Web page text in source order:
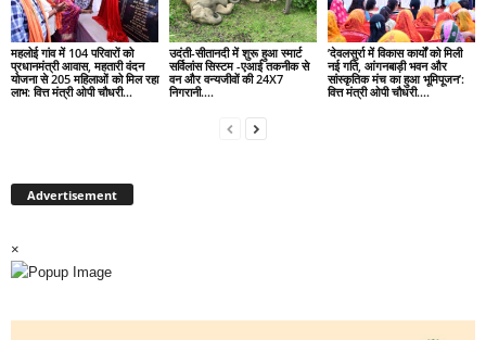
महलोई गांव में 104 परिवारों को
प्रधानमंत्री आवास, महतारी वंदन
योजना से 205 महिलाओं को मिल रहा
लाभ: वित्त मंत्री ओपी चौधरी…
उदंती-सीतानदी में शुरू हुआ स्मार्ट
सर्विलांस सिस्टम -एआई तकनीक से
वन और वन्यजीवों की 24X7
निगरानी….
’देवलसुर्रा में विकास कार्यों को मिली
नई गति, आंगनबाड़ी भवन और
सांस्कृतिक मंच का हुआ भूमिपूजन’:
वित्त मंत्री ओपी चौधरी….
Advertisement
×